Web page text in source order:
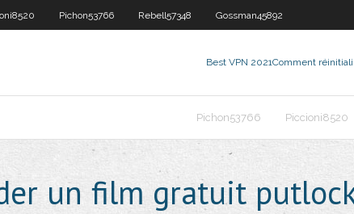
Pichon53766 Rebell57348 Gossman45892
Best VPN 2021Comment
Pichon53766 Piccioni8520
un film gratuit